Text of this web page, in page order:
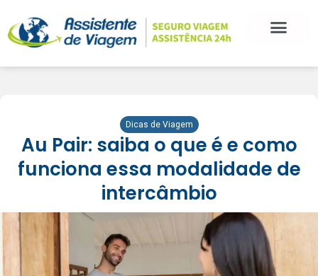
Dicas de Viagem
Au Pair: saiba o que é e como
funciona essa modalidade de
intercâmbio